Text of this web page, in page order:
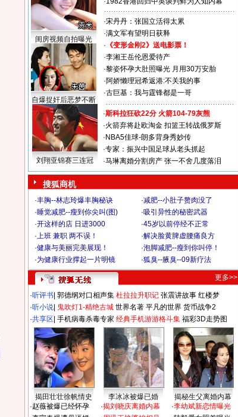
闺房视频自拍曝光
自爆捉奸后恶梦不断
·宋丹丹：张国立活得太累
·满文军有望明日获释
· 《变形金刚2》送电影票！
·李湘王岳伦恩爱待产
·黎姿怀孕大肚照曝光 月用30万安胎
·阿娇懒理冠希返港:不关我的事
·古巨基：我与霆锋都是一哥
刘翔亚锦赛三连冠
·斯科拉狂砍22分 火箭104-79灰熊
·火箭弃将赴欧淘金 扣篮王转战俄罗斯
· NBA5佳球-朗多背身秀妙传
·专家：振兴中国足球从老头抓起
·马琳离婚分割房产 张一不舍几度落泪
搜狐商机
·丰胸--林志玲爆丰胸秘诀 ·减肥--小肚子赘肉没了
·睡觉减肥--瘦到你尖叫(图) ·吸引异性的秘密武器
·开这样的店 日进3000 ·45岁以前停经不正常
·上班 兼职 两不误！ ·解决脸黄脾虚腰痛良方
·健康与美丽完美展现！ ·泡脚减肥--瘦到你叫停！
·为健康行业撑起一片明镜 ·狐臭--腋臭--09新疗法
更多>>
·听评书 郭德纲对口相声集 杜拉拉升职记 张震讲故事 红楼梦
·听小说 鬼吹灯1-精绝古城 世界名著 平凡的世界 货币战争2
·共享区 手机病毒杀毒专家 经典手机游游格斗集 福彩3D走势图
揭田壮壮徐帆情史 李冰冰被爆已婚
揭秘生父离婚内幕
·赵薇被爆已经怀孕
·揭刘晓庆离婚内幕
·李幼斌新恋情曝光